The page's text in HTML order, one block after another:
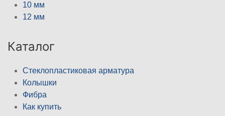
10 мм
12 мм
Каталог
Стеклопластиковая арматура
Колышки
Фибра
Как купить